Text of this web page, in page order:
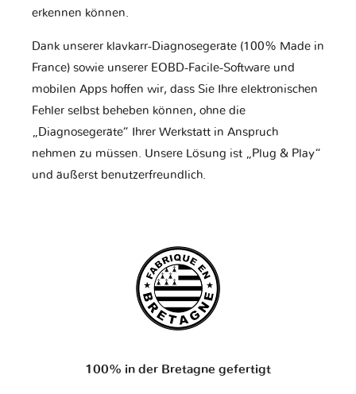
erkennen können.
Dank unserer klavkarr-Diagnosegeräte (100% Made in
France) sowie unserer EOBD-Facile-Software und
mobilen Apps hoffen wir, dass Sie Ihre elektronischen
Fehler selbst beheben können, ohne die
„Diagnosegeräte“ Ihrer Werkstatt in Anspruch
nehmen zu müssen. Unsere Lösung ist „Plug & Play“
und äußerst benutzerfreundlich.
100% in der Bretagne gefertigt